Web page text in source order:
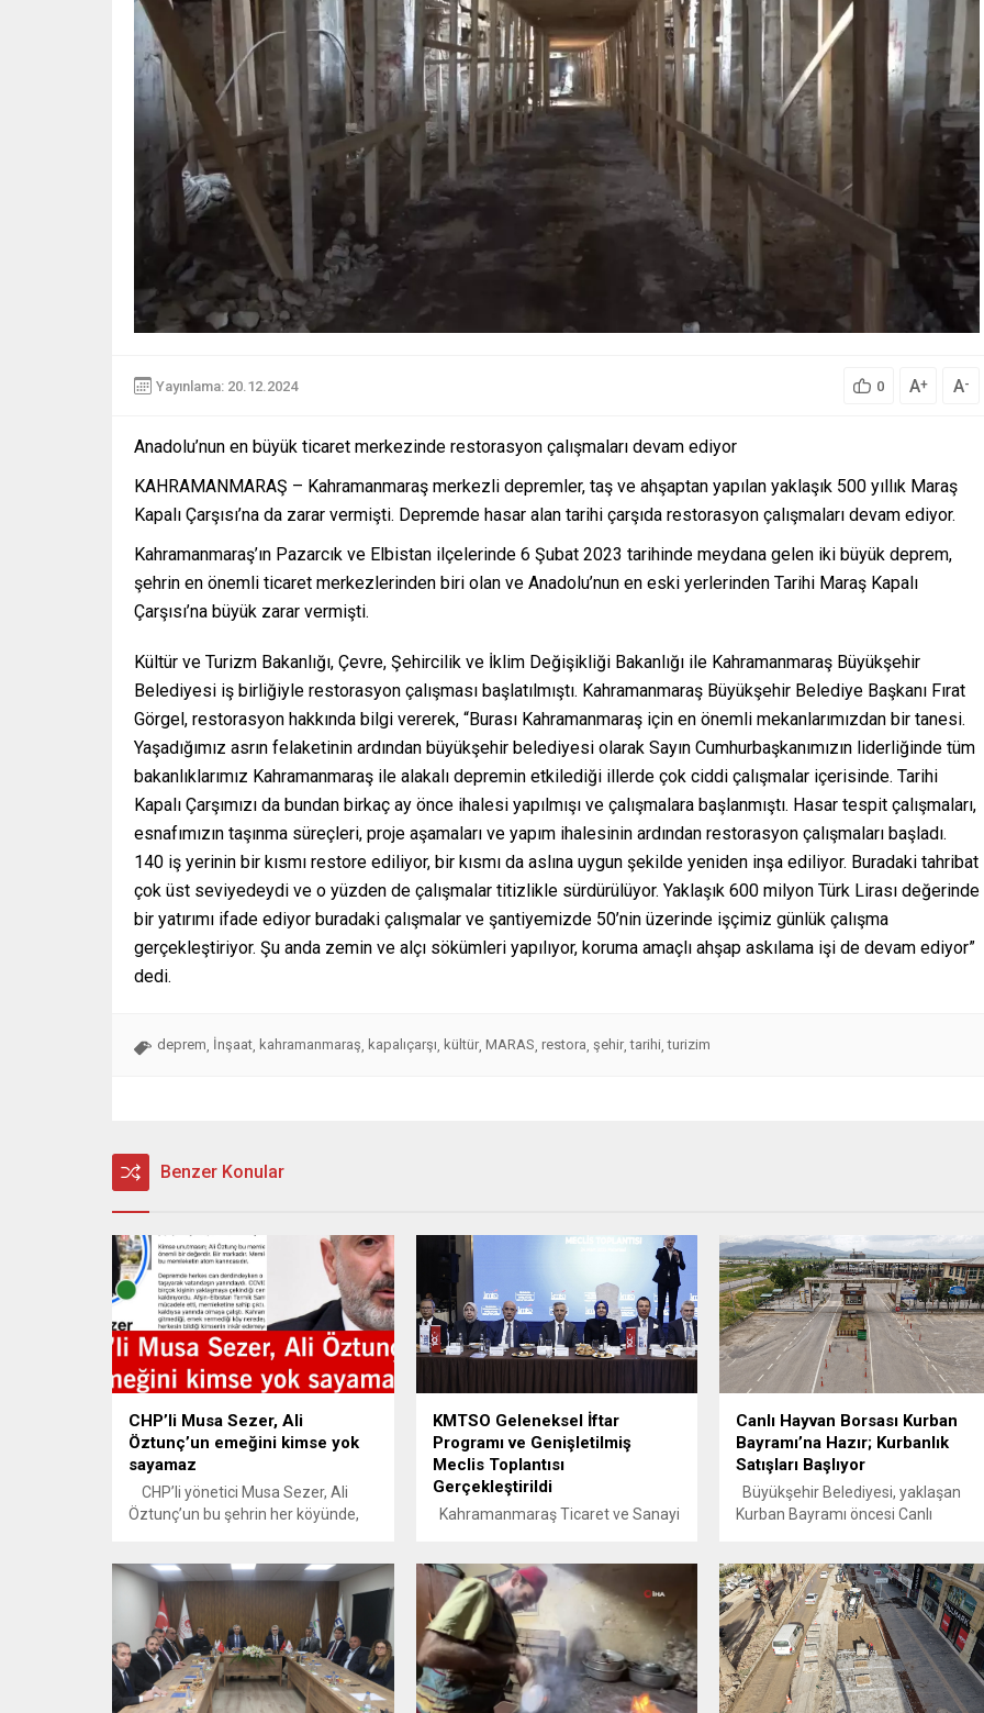
Yayınlama: 20.12.2024 0 A+ A-
Anadolu’nun en büyük ticaret merkezinde restorasyon çalışmaları devam ediyor
KAHRAMANMARAŞ – Kahramanmaraş merkezli depremler, taş ve ahşaptan yapılan yaklaşık 500 yıllık Maraş
Kapalı Çarşısı’na da zarar vermişti. Depremde hasar alan tarihi çarşıda restorasyon çalışmaları devam ediyor.
Kahramanmaraş’ın Pazarcık ve Elbistan ilçelerinde 6 Şubat 2023 tarihinde meydana gelen iki büyük deprem,
şehrin en önemli ticaret merkezlerinden biri olan ve Anadolu’nun en eski yerlerinden Tarihi Maraş Kapalı
Çarşısı’na büyük zarar vermişti.
Kültür ve Turizm Bakanlığı, Çevre, Şehircilik ve İklim Değişikliği Bakanlığı ile Kahramanmaraş Büyükşehir
Belediyesi iş birliğiyle restorasyon çalışması başlatılmıştı. Kahramanmaraş Büyükşehir Belediye Başkanı Fırat
Görgel, restorasyon hakkında bilgi vererek, “Burası Kahramanmaraş için en önemli mekanlarımızdan bir tanesi.
Yaşadığımız asrın felaketinin ardından büyükşehir belediyesi olarak Sayın Cumhurbaşkanımızın liderliğinde tüm
bakanlıklarımız Kahramanmaraş ile alakalı depremin etkilediği illerde çok ciddi çalışmalar içerisinde. Tarihi
Kapalı Çarşımızı da bundan birkaç ay önce ihalesi yapılmışı ve çalışmalara başlanmıştı. Hasar tespit çalışmaları,
esnafımızın taşınma süreçleri, proje aşamaları ve yapım ihalesinin ardından restorasyon çalışmaları başladı.
140 iş yerinin bir kısmı restore ediliyor, bir kısmı da aslına uygun şekilde yeniden inşa ediliyor. Buradaki tahribat
çok üst seviyedeydi ve o yüzden de çalışmalar titizlikle sürdürülüyor. Yaklaşık 600 milyon Türk Lirası değerinde
bir yatırımı ifade ediyor buradaki çalışmalar ve şantiyemizde 50’nin üzerinde işçimiz günlük çalışma
gerçekleştiriyor. Şu anda zemin ve alçı sökümleri yapılıyor, koruma amaçlı ahşap askılama işi de devam ediyor”
dedi.
deprem, İnşaat, kahramanmaraş, kapalıçarşı, kültür, MARAS, restora, şehir,tarihi,turizim
Benzer Konular
CHP’li Musa Sezer, Ali
Öztunç’un emeğini kimse yok
sayamaz
CHP’li yönetici Musa Sezer, Ali
Öztunç’un bu şehrin her köyünde,
Başkanlığı Yönetim Kurulu Üyesi
Musa Sezer, son günlerde
kamuoyunda hakkında çeşitli
eleştiriler yapılan CHP
Kahramanmaraş Milletvekili Ali
Öztunç’a sosyal medya üzerinden
KMTSO Geleneksel İftar
Programı ve Genişletilmiş
Meclis Toplantısı
Gerçekleştirildi
Kahramanmaraş Ticaret ve Sanayi
Programı ve Genişletilmiş Meclis
Toplantısı, Ramada Otel’de yoğun
bir katılımla gerçekleştirildi.
Programa; AK Parti Genel Başkan
Yardımcısı ve Sosyal Politikalar
Başkanı Fatma Betül Sayan Kaya,
Canlı Hayvan Borsası Kurban
Bayramı’na Hazır; Kurbanlık
Satışları Başlıyor
Büyükşehir Belediyesi, yaklaşan
Kurban Bayramı öncesi Canlı
satışları 12 Mayıs Salı günü itibariyle
başlayacak. Kahramanmaraş
Büyükşehir Belediyesi, yaklaşan
Kurban Bayramı öncesinde
vatandaşların kurbanlık
alışverişlerini sağlıklı, güvenli ve